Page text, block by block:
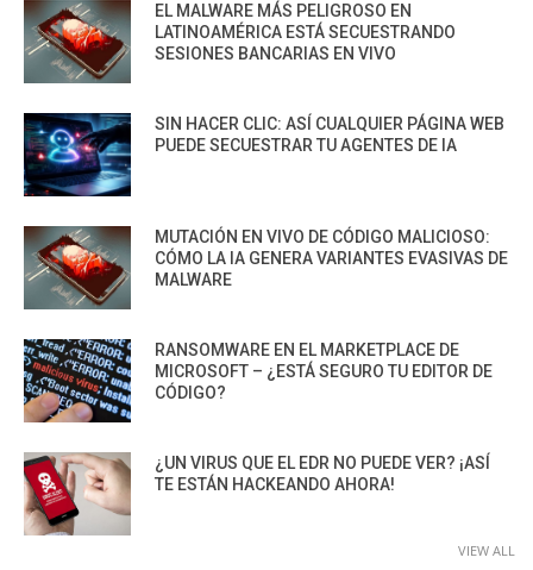
EL MALWARE MÁS PELIGROSO EN
LATINOAMÉRICA ESTÁ SECUESTRANDO
SESIONES BANCARIAS EN VIVO
SIN HACER CLIC: ASÍ CUALQUIER PÁGINA WEB
PUEDE SECUESTRAR TU AGENTES DE IA
MUTACIÓN EN VIVO DE CÓDIGO MALICIOSO:
CÓMO LA IA GENERA VARIANTES EVASIVAS DE
MALWARE
RANSOMWARE EN EL MARKETPLACE DE
MICROSOFT – ¿ESTÁ SEGURO TU EDITOR DE
CÓDIGO?
¿UN VIRUS QUE EL EDR NO PUEDE VER? ¡ASÍ
TE ESTÁN HACKEANDO AHORA!
VIEW ALL